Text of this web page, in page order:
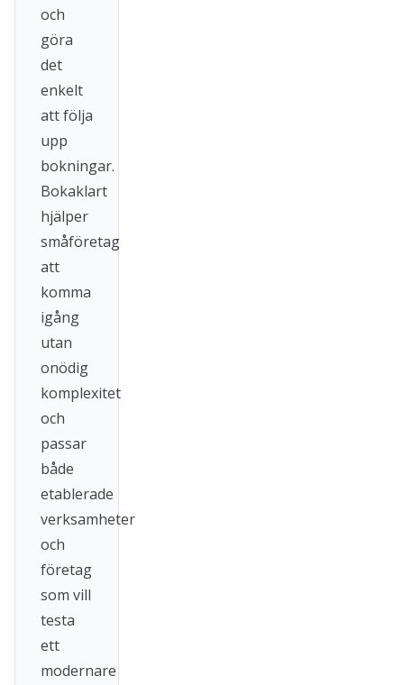
och
göra
det
enkelt
att följa
upp
bokningar.
Bokaklart
hjälper
småföretag
att
komma
igång
utan
onödig
komplexitet
och
passar
både
etablerade
verksamheter
och
företag
som vill
testa
ett
modernare